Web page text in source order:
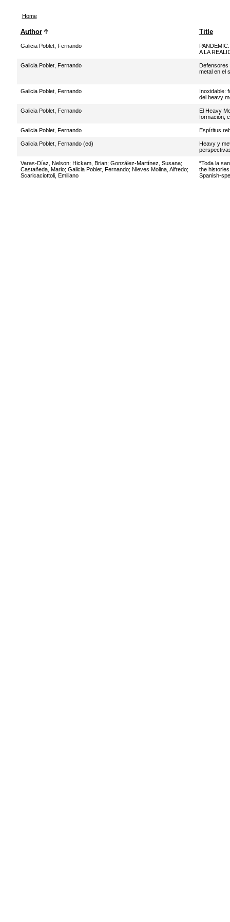
Home
Author Title
Galicia Poblet, Fernando
A LA
Galicia Poblet, Fernando
Defensores
metal en el
Galicia Poblet, Fernando
Inoxidable:
del heavy
Galicia Poblet, Fernando
El Heavy
formación,
Galicia Poblet, Fernando Espíritus
Galicia Poblet, Fernando (ed)
Heavy y
Varas-Díaz, Nelson; Hickam, Brian; González-Martínez, Susana;
Castañeda, Mario; Galicia Poblet, Fernando; Nieves Molina, Alfredo;
Scaricaciottoli, Emiliano
“Toda la
the
Spanish-